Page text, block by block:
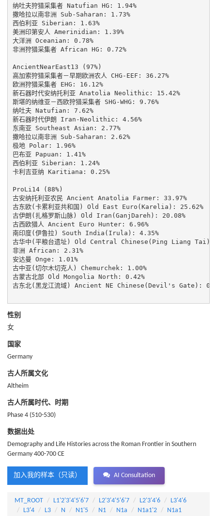
纳吐夫狩猎采集者 Natufian HG: 1.94%
撒哈拉以南非洲 Sub-Saharan: 1.73%
西伯利亚 Siberian: 1.63%
美洲印第安人 Amerinidian: 1.39%
大洋洲 Oceanian: 0.78%
非洲狩猎采集者 African HG: 0.72%
AncientNearEast13 (97%)
高加索狩猎采集者－早期欧洲农人 CHG-EEF: 36.27%
欧洲狩猎采集者 EHG: 16.12%
新石器时代安纳托利亚 Anatolia Neolithic: 15.42%
斯堪的纳维亚－西欧狩猎采集者 SHG-WHG: 9.76%
纳吐夫 Natufian: 7.62%
新石器时代伊朗 Iran-Neolithic: 4.56%
东南亚 Southeast Asian: 2.77%
撒哈拉以南非洲 Sub-Saharan: 2.62%
极地 Polar: 1.96%
巴布亚 Papuan: 1.41%
西伯利亚 Siberian: 1.24%
卡利吉亚纳 Karitiana: 0.25%
ProLi14 (88%)
古安纳托利亚农民 Ancient Anatolia Farmer: 33.97%
古东欧(卡累利亚共和国) Old East Euro(Karelia): 25.62%
古伊朗(扎格罗斯山脉) Old Iran(GanjDareh): 20.08%
古西欧猎人 Ancient Euro Hunter: 6.96%
南印度(伊鲁拉) South India(Irula): 4.35%
古华中(平粮台遗址) Old Central Chinese(Ping Liang Tai):
非洲 African: 2.31%
安达曼 Onge: 1.01%
古中亚(切尔木切克人) Chemurchek: 1.00%
古蒙古北部 Old Mongolia North: 0.42%
古东北(黑龙江流域) Ancient NE Chinese(Devil's Gate):
性别
女
国家
Germany
古人所属文化
Altheim
古人所属时代、时期
Phase 4 (510-530)
数据出处
Demography and Life Histories across the Roman Frontier in Southern
Germany 400-700 CE
加入我的样本（只读） AI Consultation
MT_ROOT L1'2'3'4'5'6'7 L2'3'4'5'6'7 L2'3'4'6
L3'4'6
L3'4
L3 N N1'5 N1 N1a N1a1'2
N1a1